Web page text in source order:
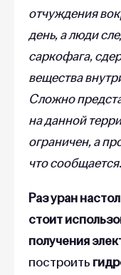
отчуждения
день, а люди
саркофага,
вещества
Сложно
на данной
ограничен, а
что сообщается.
Раз уран
стоит
получения
построить